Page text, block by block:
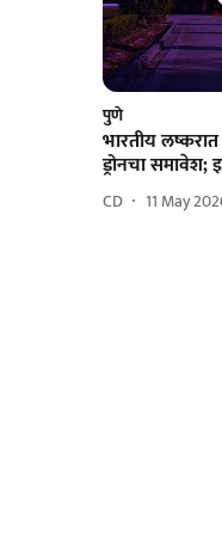
पुणे
भारतीय लष्करात
ड्रोनचा समावेश;
CD 11 May